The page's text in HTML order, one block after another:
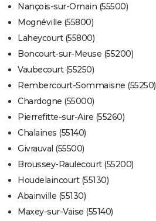
Nançois-sur-Ornain (55500)
Mognéville (55800)
Laheycourt (55800)
Boncourt-sur-Meuse (55200)
Vaubecourt (55250)
Rembercourt-Sommaisne (55250)
Chardogne (55000)
Pierrefitte-sur-Aire (55260)
Chalaines (55140)
Givrauval (55500)
Broussey-Raulecourt (55200)
Houdelaincourt (55130)
Abainville (55130)
Maxey-sur-Vaise (55140)